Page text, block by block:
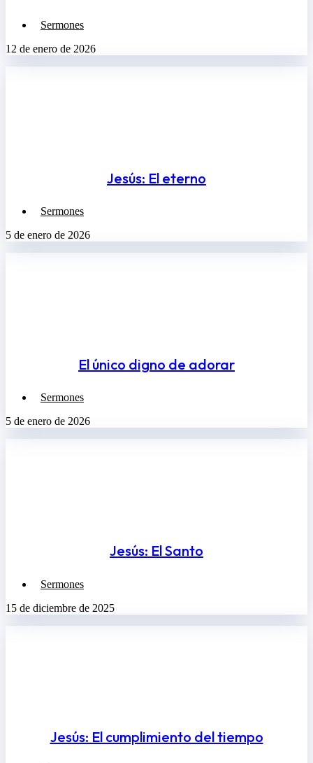
Sermones
12 de enero de 2026
Jesús: El eterno
Sermones
5 de enero de 2026
El único digno de adorar
Sermones
5 de enero de 2026
Jesús: El Santo
Sermones
15 de diciembre de 2025
Jesús: El cumplimiento del tiempo